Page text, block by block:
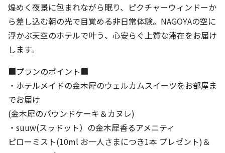
煌めく夜景に包まれながら眠り、ピクチャーウィンドーか
ら差し込む朝の光で目覚める非日常体験。NAGOYAの空に
浮かぶ天空のホテルで叶う、心安らぐ上質な滞在をお届け
します。
■プランのポイント■
・ホテルメイドの金木犀のウェルカムスイーツをお部屋ま
でお届け
(金木犀のパウンドケーキ＆カヌレ)
・suuw(スゥドット）の金木犀香るアメニティ
ピローミスト(10ml お一人さまにつき1本 プレゼント)＆